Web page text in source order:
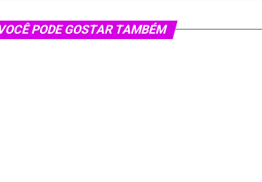
PODE GOSTAR TAMBÉM